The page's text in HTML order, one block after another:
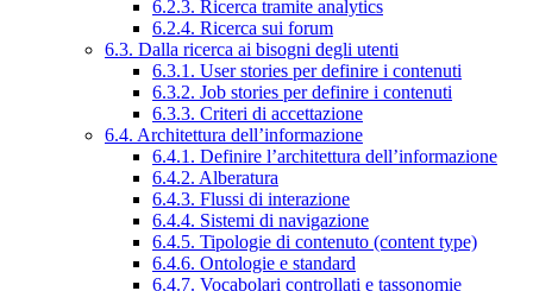
6.2.3. Ricerca tramite analytics
6.2.4. Ricerca sui forum
6.3. Dalla ricerca ai bisogni degli utenti
6.3.1. User stories per definire i contenuti
6.3.2. Job stories per definire i contenuti
6.3.3. Criteri di accettazione
6.4. Architettura dell’informazione
6.4.1. Definire l’architettura dell’informazione
6.4.2. Alberatura
6.4.3. Flussi di interazione
6.4.4. Sistemi di navigazione
6.4.5. Tipologie di contenuto (content type)
6.4.6. Ontologie e standard
6.4.7. Vocabolari controllati e tassonomie